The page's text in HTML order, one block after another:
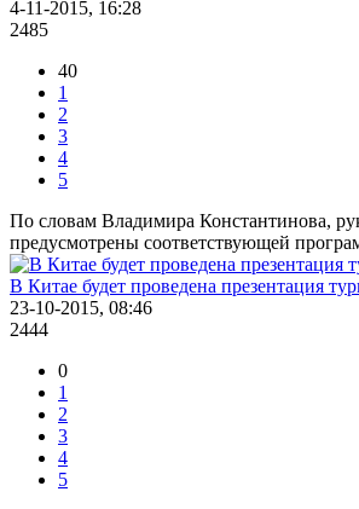
4-11-2015, 16:28
2485
40
1
2
3
4
5
По словам Владимира Константинова,
предусмотрены соответствующей
В Китае будет проведена презентация
23-10-2015, 08:46
2444
0
1
2
3
4
5